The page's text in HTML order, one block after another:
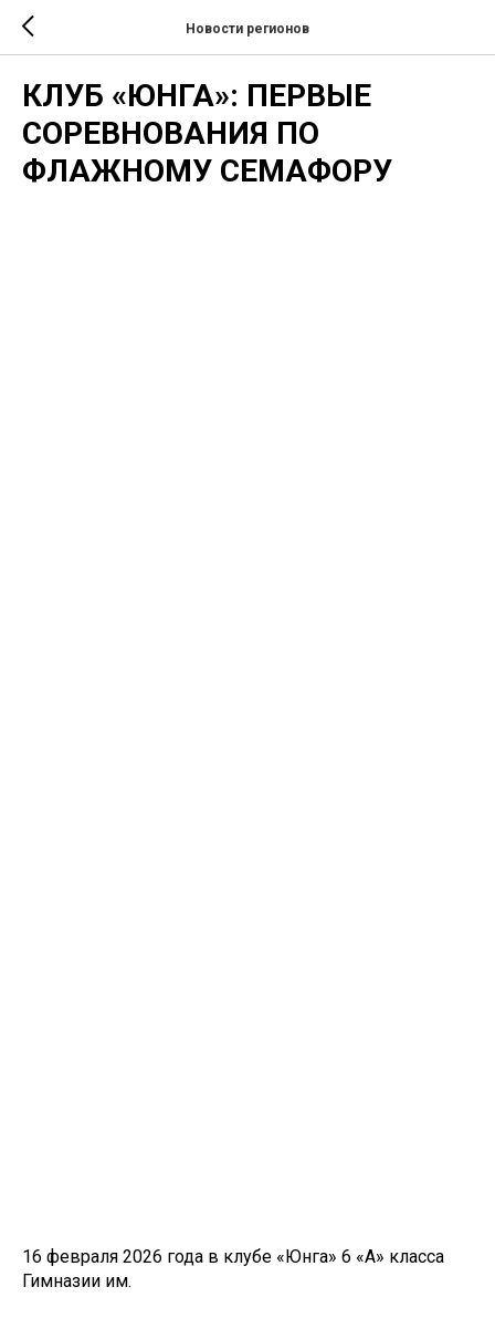
Новости регионов
КЛУБ «ЮНГА»: ПЕРВЫЕ
СОРЕВНОВАНИЯ ПО
ФЛАЖНОМУ СЕМАФОРУ
16 февраля 2026 года в клубе «Юнга» 6 «А» класса
Гимназии им.